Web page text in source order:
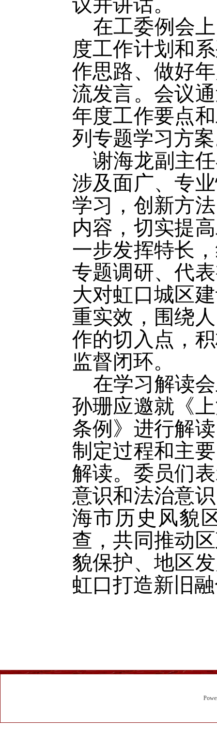
在工委例会
度工作计划和
作思路、做好
流发言。会议
年度工作要点
列专题学习方
谢海龙副主
涉及面广、专
学习，创新方
内容，切实提
一步发挥特长
专题调研、代
大对虹口城区
重实效，围绕
作的切入点，
监督闭环。
在学习解读
孙珊应邀就《
条例》进行解
制定过程和主
解读。委员们
意识和法治意
海市历史风貌
查，共同推动
貌保护、地区
虹口打造新旧